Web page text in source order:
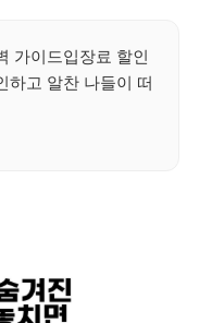
가이드입장료 할인
하고 알찬 나들이 떠